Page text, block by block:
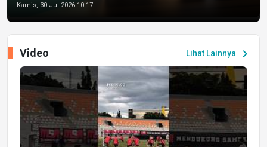
Kamis, 30 Jul 2026 10:17
Lihat Lainnya chevron_right
Video